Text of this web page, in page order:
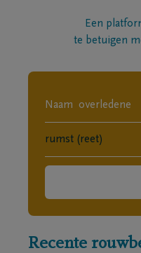
Een
te betuigen
Recente